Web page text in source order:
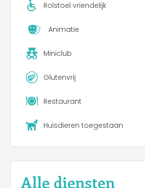
Rolstoel vriendelijk
Animatie
Miniclub
Glutenvrij
Restaurant
Huisdieren toegestaan
Alle diensten